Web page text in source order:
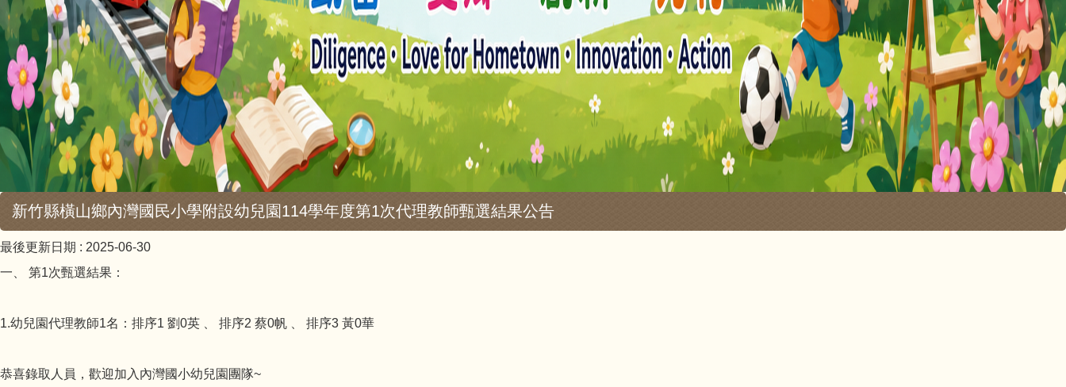
新竹縣橫山鄉內灣國民小學附設幼兒園114學年度第1次代理教師甄選結果公告
最後更新日期 : 2025-06-30
一、 第1次甄選結果：
1.幼兒園代理教師1名：排序1 劉0英 、 排序2 蔡0帆 、 排序3 黃0華
恭喜錄取人員，歡迎加入內灣國小幼兒園團隊~